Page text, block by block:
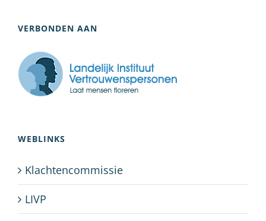
VERBONDEN AAN
WEBLINKS
Klachtencommissie
LIVP